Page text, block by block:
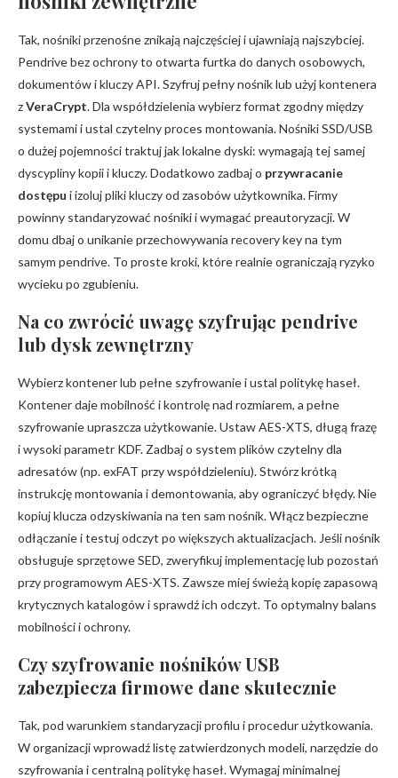
Tak, nośniki przenośne znikają najczęściej i ujawniają najszybciej.
Pendrive bez ochrony to otwarta furtka do danych osobowych,
dokumentów i kluczy API. Szyfruj pełny nośnik lub użyj kontenera
zVeraCrypt. Dla współdzielenia wybierz format zgodny między
systemami i ustal czytelny proces montowania. Nośniki SSD/USB
o dużej pojemności traktuj jak lokalne dyski: wymagają tej samej
dyscypliny kopii i kluczy. Dodatkowo zadbaj o przywracanie
dostępu i izoluj pliki kluczy od zasobów użytkownika. Firmy
powinny standaryzować nośniki i wymagać preautoryzacji. W
domu dbaj o unikanie przechowywania recovery key na tym
samym pendrive. To proste kroki, które realnie ograniczają ryzyko
wycieku po zgubieniu.
Na co zwrócić uwagę szyfrując pendrive
lub dysk zewnętrzny
Wybierz kontener lub pełne szyfrowanie i ustal politykę haseł.
Kontener daje mobilność i kontrolę nad rozmiarem, a pełne
szyfrowanie upraszcza użytkowanie. Ustaw AES-XTS, długą frazę
i wysoki parametr KDF. Zadbaj o system plików czytelny dla
adresatów (np. exFAT przy współdzieleniu). Stwórz krótką
instrukcję montowania i demontowania, aby ograniczyć błędy. Nie
kopiuj klucza odzyskiwania na ten sam nośnik. Włącz bezpieczne
odłączanie i testuj odczyt po większych aktualizacjach. Jeśli nośnik
obsługuje sprzętowe SED, zweryfikuj implementację lub pozostań
przy programowym AES-XTS. Zawsze miej świeżą kopię zapasową
krytycznych katalogów i sprawdź ich odczyt. To optymalny balans
mobilności i ochrony.
Czy szyfrowanie nośników USB
zabezpiecza firmowe dane skutecznie
Tak, pod warunkiem standaryzacji profilu i procedur użytkowania.
W organizacji wprowadź listę zatwierdzonych modeli, narzędzie do
szyfrowania i centralną politykę haseł. Wymagaj minimalnej